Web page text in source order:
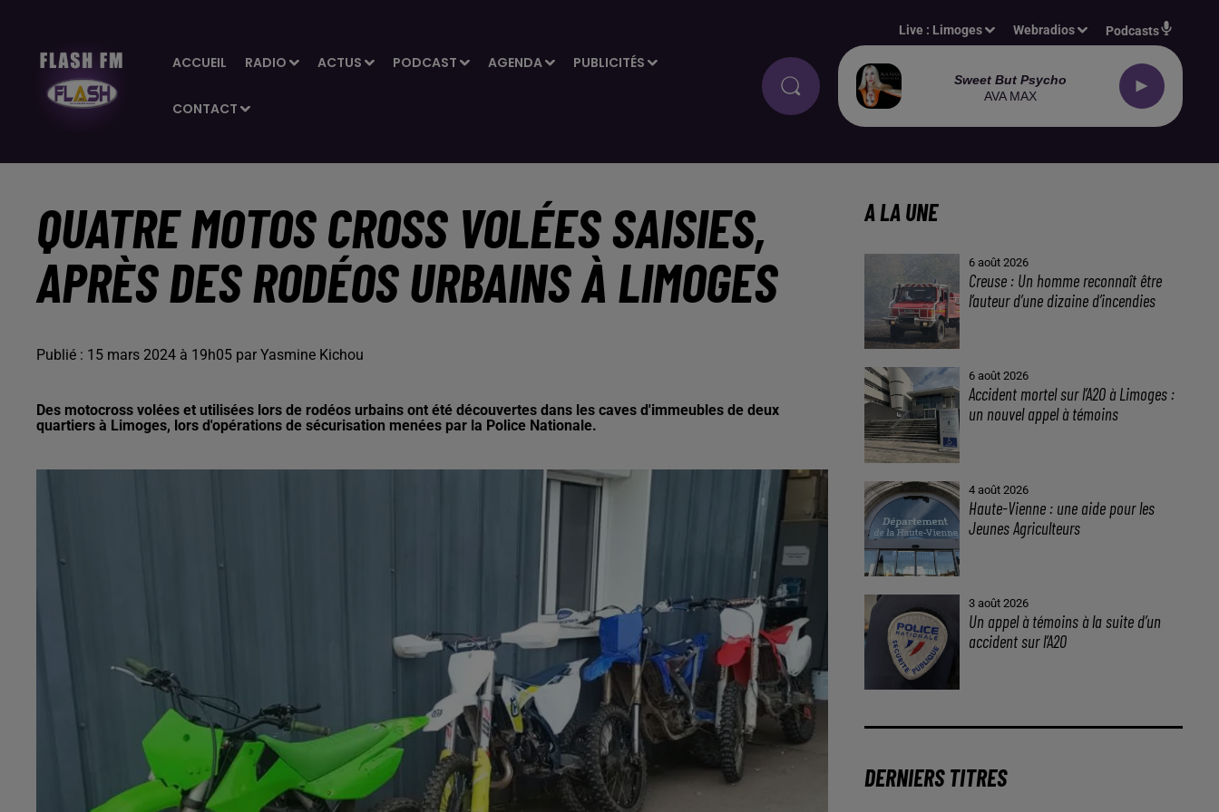
ACCUEIL RADIO ACTUS PODCAST AGENDA PUBLICITÉS
CONTACT
Live : Limoges Webradios Podcasts
Sweet But Psycho
AVA MAX
QUATRE MOTOS CROSS VOLÉES SAISIES,
APRÈS DES RODÉOS URBAINS À LIMOGES
Publié : 15 mars 2024 à 19h05 par Yasmine Kichou
Des motocross volées et utilisées lors de rodéos urbains ont été découvertes dans les caves d'immeubles de deux
quartiers à Limoges, lors d'opérations de sécurisation menées par la Police Nationale.
A LA UNE
6 août 2026
Creuse : Un homme reconnaît être
l’auteur d’une dizaine d’incendies
6 août 2026
Accident mortel sur l’A20 à Limoges :
un nouvel appel à témoins
4 août 2026
Haute-Vienne : une aide pour les
Jeunes Agriculteurs
3 août 2026
Un appel à témoins à la suite d’un
accident sur l’A20
DERNIERS TITRES